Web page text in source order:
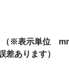
（※表示単位
差あります）